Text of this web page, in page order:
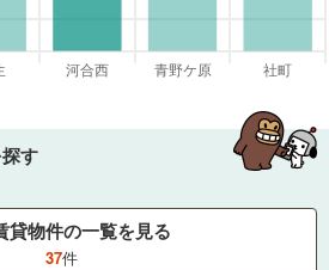
す
貸物件の一覧を見る
37件